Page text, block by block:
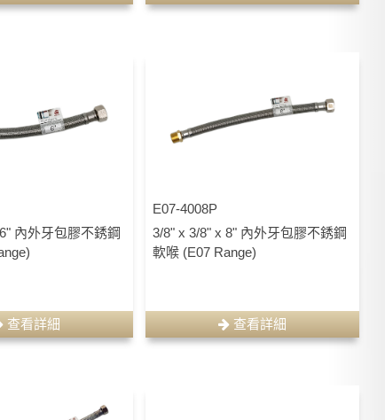
內外牙包膠不銹鋼
查看詳細
E07-4008P
3/8" x 3/8" x 8" 內外牙包膠不銹鋼
軟喉 (E07 Range)
查看詳細